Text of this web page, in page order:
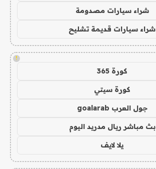
شراء سيارات مصدومة
شراء سيارات قديمة تشليح
!
كورة 365
كورة سيتي
جول العرب goalarab
بث مباشر ريال مدريد اليوم
يلا لايف